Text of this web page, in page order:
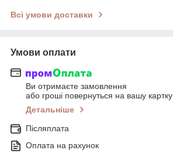
Всі умови доставки
Умови оплати
Ви отримаєте замовлення
або гроші повернуться на вашу картку
Детальніше
Післяплата
Оплата на рахунок